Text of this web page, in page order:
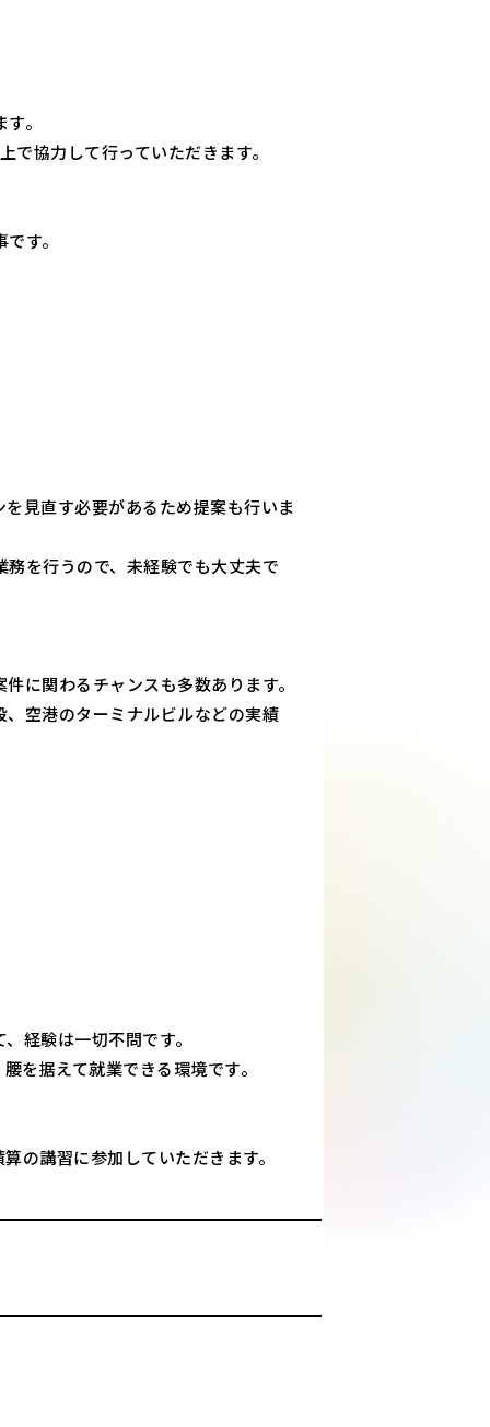
。
協力して行っていただきます。
す。
見直す必要があるため提案も行いま
を行うので、未経験でも大丈夫で
に関わるチャンスも多数あります。
空港のターミナルビルなどの実績
経験は一切不問です。
を据えて就業できる環境です。
の講習に参加していただきます。